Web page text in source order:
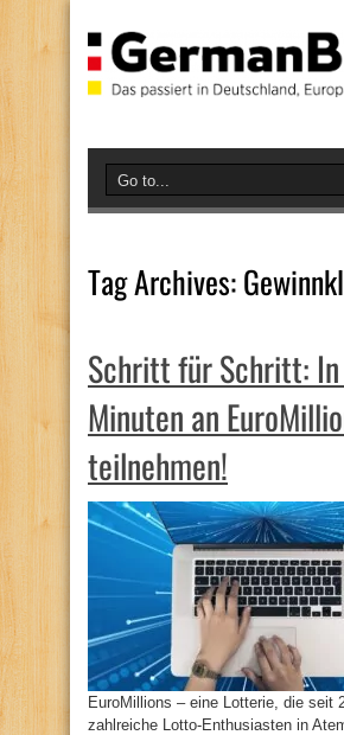
Tag Archives:
Schritt für Schritt:
Minuten an
teilnehmen!
EuroMillions – eine Lotterie, die seit
zahlreiche Lotto-Enthusiasten in